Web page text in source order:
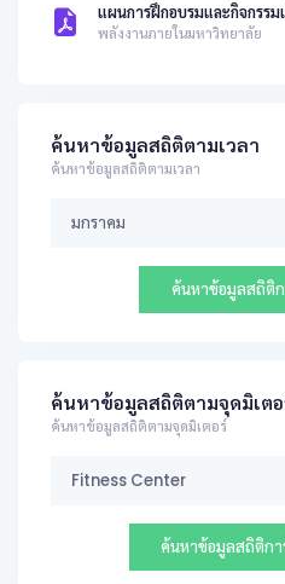
แผนการฝึกอบรมและกิจกรรม
พลังงานภายในมหาวิทยาลัย
ค้นหาข้อมูลสถิติตามเวลา
ค้นหาข้อมูลสถิติตามเวลา
ค้นหาข้อมูลสถิติ
ค้นหาข้อมูลสถิติตามจุดมิเต
ค้นหาข้อมูลสถิติตามจุดมิเตอร์
ค้นหาข้อมูลสถิติกา